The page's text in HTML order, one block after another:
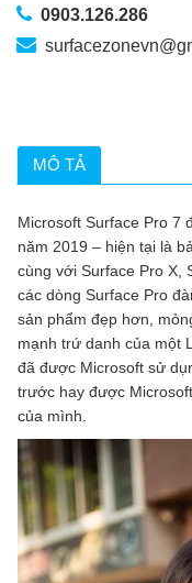
0903.126.286
MÔ TẢ
Microsoft Surface Pro 7
năm 2019 – hiện tại là
cùng với Surface Pro X,
các dòng Surface Pro
sản phẩm đẹp hơn,
mạnh trứ danh của một
đã được Microsoft sử
trước hay được
của mình.